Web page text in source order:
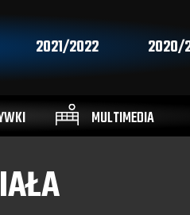
2021/2022 2020/
MULTIMEDIA